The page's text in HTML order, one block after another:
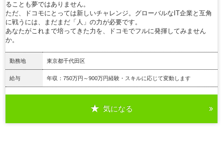
ることも夢ではありません。
ただ、ドコモにとっては新しいチャレンジ。グローバルなIT企業と互角
に戦うには、まだまだ「人」の力が必要です。
あなたがこれまで培ってきた力を、ドコモでフルに発揮してみません
か。
勤務地 東京都千代田区
給与 年収：750万円～900万円経験・スキルに応じて変動します
気になる